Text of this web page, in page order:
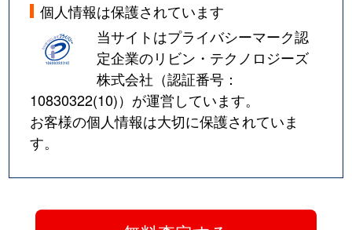
個人情報は保護されています
当サイトはプライバシーマーク認
定企業のリビン・テクノロジーズ
株式会社（認証番号：
10830322(10)）が運営しています。
お客様の個人情報は大切に保護されていま
す。